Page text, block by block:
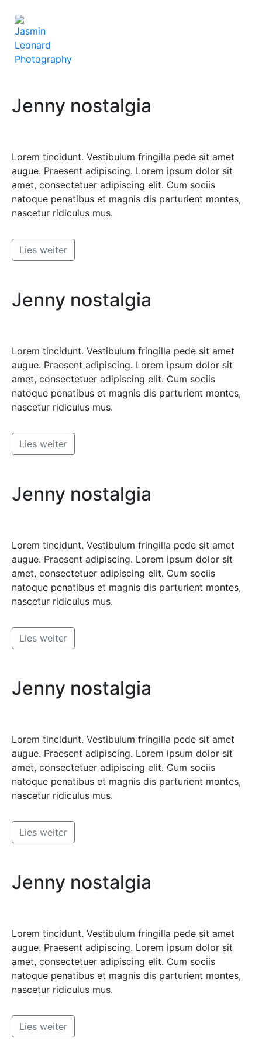
Jenny nostalgia
Lorem tincidunt. Vestibulum fringilla pede sit amet
augue. Praesent adipiscing. Lorem ipsum dolor sit
amet, consectetuer adipiscing elit. Cum sociis
natoque penatibus et magnis dis parturient montes,
nascetur ridiculus mus.
Lies weiter
Jenny nostalgia
Lorem tincidunt. Vestibulum fringilla pede sit amet
augue. Praesent adipiscing. Lorem ipsum dolor sit
amet, consectetuer adipiscing elit. Cum sociis
natoque penatibus et magnis dis parturient montes,
nascetur ridiculus mus.
Lies weiter
Jenny nostalgia
Lorem tincidunt. Vestibulum fringilla pede sit amet
augue. Praesent adipiscing. Lorem ipsum dolor sit
amet, consectetuer adipiscing elit. Cum sociis
natoque penatibus et magnis dis parturient montes,
nascetur ridiculus mus.
Lies weiter
Jenny nostalgia
Lorem tincidunt. Vestibulum fringilla pede sit amet
augue. Praesent adipiscing. Lorem ipsum dolor sit
amet, consectetuer adipiscing elit. Cum sociis
natoque penatibus et magnis dis parturient montes,
nascetur ridiculus mus.
Lies weiter
Jenny nostalgia
Lorem tincidunt. Vestibulum fringilla pede sit amet
augue. Praesent adipiscing. Lorem ipsum dolor sit
amet, consectetuer adipiscing elit. Cum sociis
natoque penatibus et magnis dis parturient montes,
nascetur ridiculus mus.
Lies weiter